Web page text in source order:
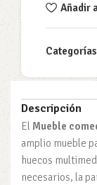
Añadir
Descripción
El Mueble
amplio mueble
huecos
necesarios, la